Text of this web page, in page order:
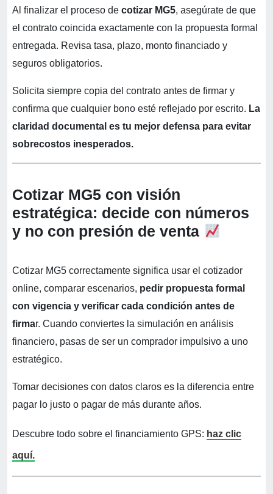
Al finalizar el proceso de cotizar MG5, asegúrate de que
el contrato coincida exactamente con la propuesta formal
entregada. Revisa tasa, plazo, monto financiado y
seguros obligatorios.
Solicita siempre copia del contrato antes de firmar y
confirma que cualquier bono esté reflejado por escrito. La
claridad documental es tu mejor defensa para evitar
sobrecostos inesperados.
Cotizar MG5 con visión
estratégica: decide con números
y no con presión de venta
Cotizar MG5 correctamente significa usar el cotizador
online, comparar escenarios, pedir propuesta formal
con vigencia y verificar cada condición antes de
firmar. Cuando conviertes la simulación en análisis
financiero, pasas de ser un comprador impulsivo a uno
estratégico.
Tomar decisiones con datos claros es la diferencia entre
pagar lo justo o pagar de más durante años.
Descubre todo sobre el financiamiento GPS: haz clic
aquí.